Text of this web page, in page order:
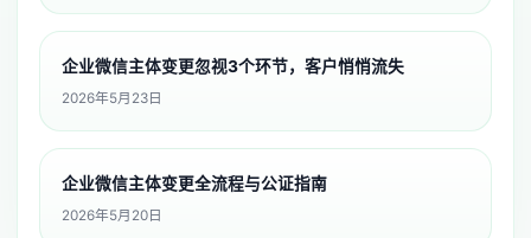
企业微信主体变更忽视3个环节，客户悄悄流失
2026年5月23日
企业微信主体变更全流程与公证指南
2026年5月20日